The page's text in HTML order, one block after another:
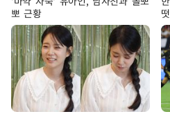
뽀 근황